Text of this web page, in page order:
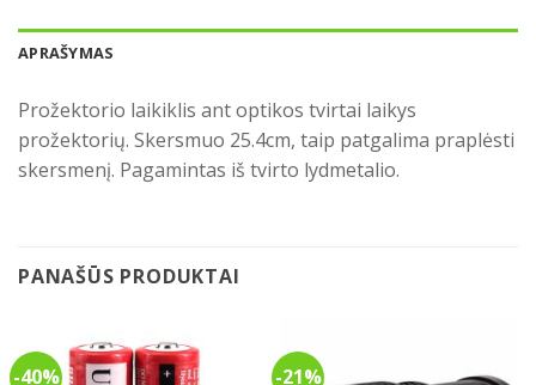
APRAŠYMAS
Prožektorio laikiklis ant optikos tvirtai laikys
prožektorių. Skersmuo 25.4cm, taip patgalima praplėsti
skersmenį. Pagamintas iš tvirto lydmetalio.
PANAŠŪS PRODUKTAI
-40% -21%